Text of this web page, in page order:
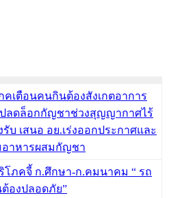
คเตือนคนกินต้องสังเกตอาการ
ปลดล็อกกัญชาช่วงสุญญากาศไร้
บ เสนอ อย.เร่งออกประกาศและ
าหารผสมกัญชา
โภคจี้ ก.ศึกษา-ก.คมนาคม “ รถ
ต้องปลอดภัย”